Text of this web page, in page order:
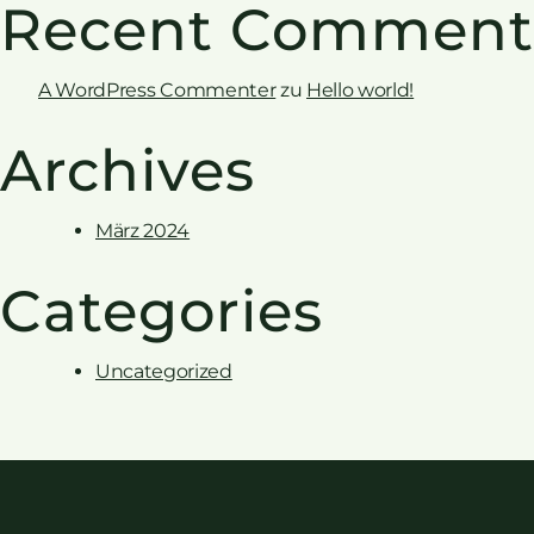
Recent
A WordPress Commenterzu Hello world!
Archives
März 2024
Categories
Uncategorized